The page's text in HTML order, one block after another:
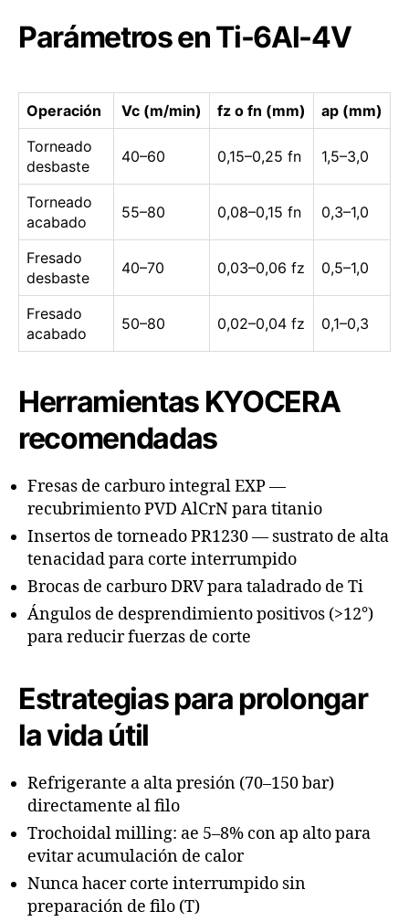
Parámetros en Ti-6Al-4V
Operación Vc (m/min) fz o fn (mm)
ap (mm)
Torneado
desbaste
40–60 0,15–0,25 fn 1,5–3,0
Torneado
acabado
55–80 0,08–0,15 fn 0,3–1,0
Fresado
desbaste
40–70 0,03–0,06 fz 0,5–1,0
Fresado
acabado
50–80 0,02–0,04 fz 0,1–0,3
Herramientas KYOCERA
recomendadas
Fresas de carburo integral EXP —
recubrimiento PVD AlCrN para titanio
Insertos de torneado PR1230 — sustrato de alta
tenacidad para corte interrumpido
Brocas de carburo DRV para taladrado de Ti
Ángulos de desprendimiento positivos (>12°)
para reducir fuerzas de corte
Estrategias para prolongar
la vida útil
Refrigerante a alta presión (70–150 bar)
directamente al filo
Trochoidal milling: ae 5–8% con ap alto para
evitar acumulación de calor
Nunca hacer corte interrumpido sin
preparación de filo (T)